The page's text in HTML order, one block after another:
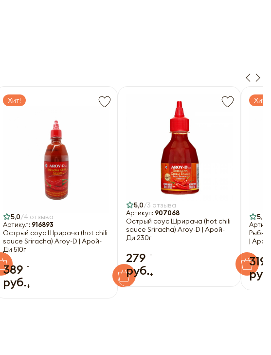
Хит!
5,0 4 отзыва
Артикул: 916893
Острый соус Шрирача (hot chili
sauce Sriracha) Aroy-D | Арой-
Ди 510г
389
руб.
-
+
5,0 3 отзыва
Артикул: 907068
Острый соус Шрирача (hot chili
sauce Sriracha) Aroy-D | Арой-
Ди 230г
279
руб.
-
+
Хит!
5,0
|
319